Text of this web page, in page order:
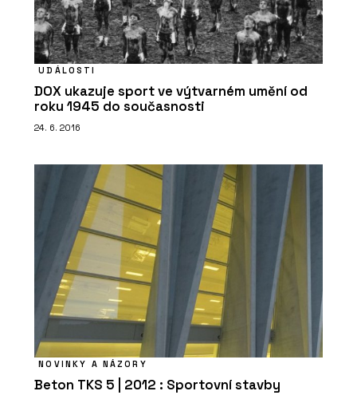
UDÁLOSTI
DOX ukazuje sport ve výtvarném umění od
roku 1945 do současnosti
24. 6. 2016
NOVINKY A NÁZORY
Beton TKS 5 | 2012 : Sportovní stavby